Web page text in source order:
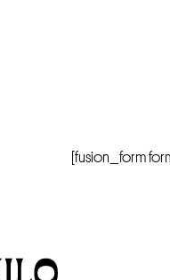
[fusion_form